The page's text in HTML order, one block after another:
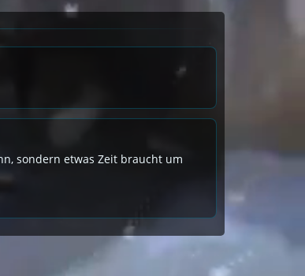
sondern etwas Zeit braucht um